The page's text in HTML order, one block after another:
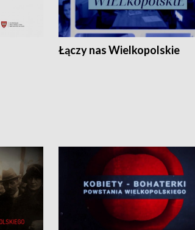
Łączy nas Wielkopolskie